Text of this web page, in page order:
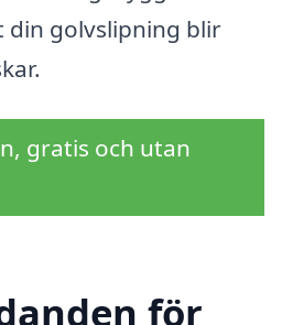
din golvslipning blir
gratis och utan
för